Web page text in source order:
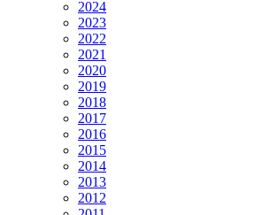
2024
2023
2022
2021
2020
2019
2018
2017
2016
2015
2014
2013
2012